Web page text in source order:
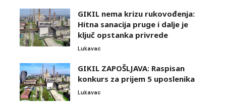
GIKIL nema krizu rukovođenja:
Hitna sanacija pruge i dalje je
ključ opstanka privrede
Lukavac
GIKIL ZAPOŠLJAVA: Raspisan
konkurs za prijem 5 uposlenika
Lukavac